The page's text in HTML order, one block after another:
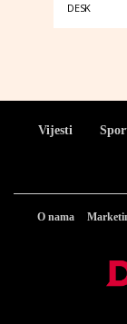
DESK
Vijesti
O nama